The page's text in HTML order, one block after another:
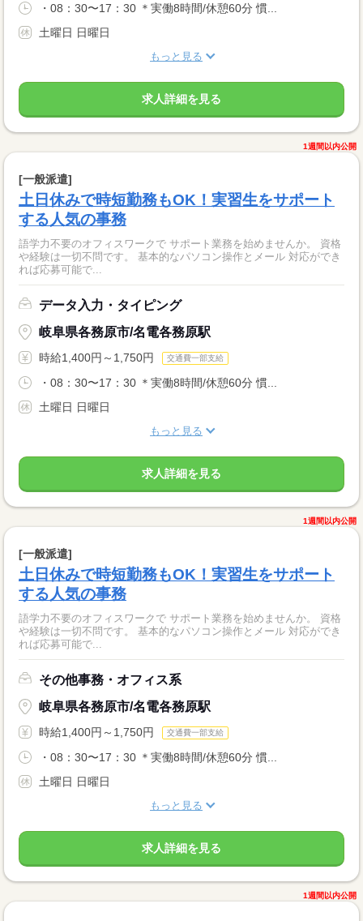
・08：30〜17：30 ＊実働8時間/休憩60分 慣...
土曜日 日曜日
もっと見る
求人詳細を見る
1週間以内公開
[一般派遣]
土日休みで時短勤務もOK！実習生をサポート
する人気の事務
語学力不要のオフィスワークで サポート業務を始めませんか。 資格
や経験は一切不問です。 基本的なパソコン操作とメール 対応ができ
れば応募可能で...
データ入力・タイピング
岐阜県各務原市/名電各務原駅
時給1,400円～1,750円 交通費一部支給
・08：30〜17：30 ＊実働8時間/休憩60分 慣...
土曜日 日曜日
もっと見る
求人詳細を見る
1週間以内公開
[一般派遣]
土日休みで時短勤務もOK！実習生をサポート
する人気の事務
語学力不要のオフィスワークで サポート業務を始めませんか。 資格
や経験は一切不問です。 基本的なパソコン操作とメール 対応ができ
れば応募可能で...
その他事務・オフィス系
岐阜県各務原市/名電各務原駅
時給1,400円～1,750円 交通費一部支給
・08：30〜17：30 ＊実働8時間/休憩60分 慣...
土曜日 日曜日
もっと見る
求人詳細を見る
1週間以内公開